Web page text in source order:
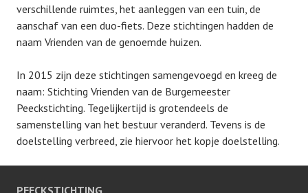
verschillende ruimtes, het aanleggen van een tuin, de
aanschaf van een duo-fiets. Deze stichtingen hadden de
naam Vrienden van de genoemde huizen.
In 2015 zijn deze stichtingen samengevoegd en kreeg de
naam: Stichting Vrienden van de Burgemeester
Peeckstichting. Tegelijkertijd is grotendeels de
samenstelling van het bestuur veranderd. Tevens is de
doelstelling verbreed, zie hiervoor het kopje doelstelling.
PEECKSTICHTING